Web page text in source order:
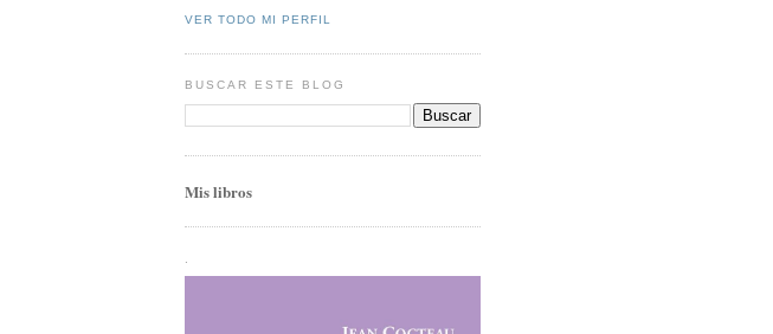
VER TODO MI PERFIL
BUSCAR ESTE BLOG
Mis libros